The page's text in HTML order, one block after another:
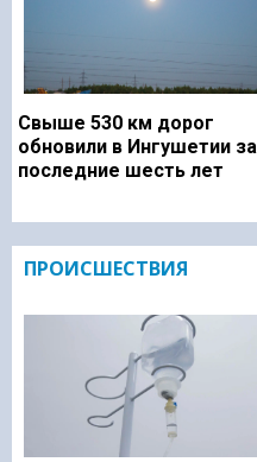
Свыше 530 км дорог
обновили в Ингушетии за
последние шесть лет
ПРОИСШЕСТВИЯ